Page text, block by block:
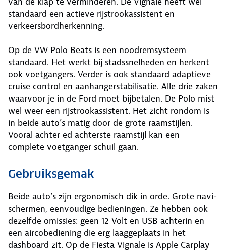
standaard een actieve rijstrookassistent en
verkeersbordherkenning.
Op de VW Polo Beats is een noodremsysteem
standaard. Het werkt bij stadssnelheden en herkent
ook voetgangers. Verder is ook standaard adaptieve
cruise control en aanhangerstabilisatie. Alle drie zaken
waarvoor je in de Ford moet bijbetalen. De Polo mist
wel weer een rijstrookassistent. Het zicht rondom is
in beide auto’s matig door de grote raamstijlen.
Vooral achter ed achterste raamstijl kan een
complete voetganger schuil gaan.
Gebruiksgemak
Beide auto’s zijn ergonomisch dik in orde. Grote navi-
schermen, eenvoudige bedieningen. Ze hebben ook
dezelfde omissies: geen 12 Volt en USB achterin en
een aircobediening die erg laaggeplaats in het
dashboard zit. Op de Fiesta Vignale is Apple Carplay